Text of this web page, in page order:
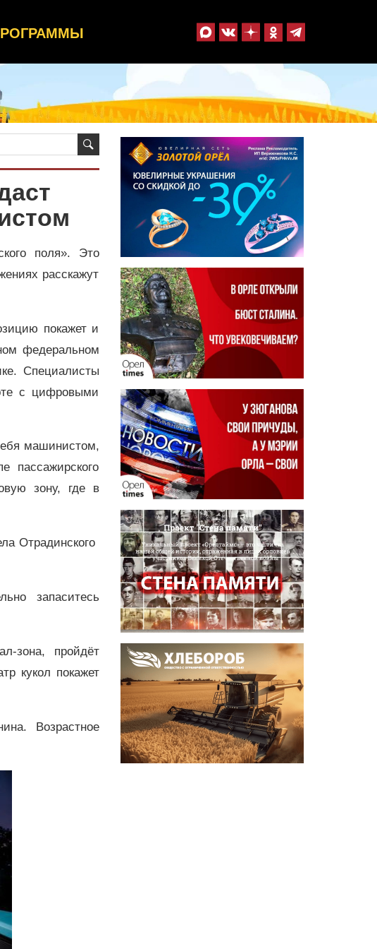
поля». Это
расскажут
покажет и
федеральном
Специалисты
с цифровыми
машинистом,
пассажирского
зону, где в
Отрадинского
запаситесь
зона, пройдёт
кукол покажет
Возрастное